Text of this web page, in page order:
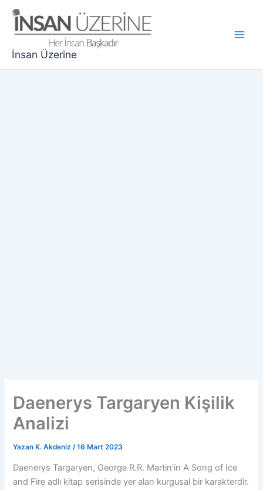
İçeriğe
İnsan Üzerine
Daenerys Targaryen Kişilik
Analizi
Yazan K. Akdeniz /16 Mart 2023
Daenerys Targaryen, George R.R. Martin’in A Song of Ice
and Fire adlı kitap serisinde yer alan kurgusal bir karakterdir.